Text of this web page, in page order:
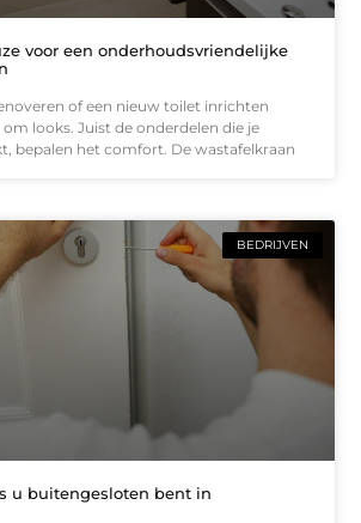
voor een onderhoudsvriendelijke
of een nieuw toilet inrichten
looks. Juist de onderdelen die je
bepalen het comfort. De wastafelkraan
BEDRIJVEN
u buitengesloten bent in